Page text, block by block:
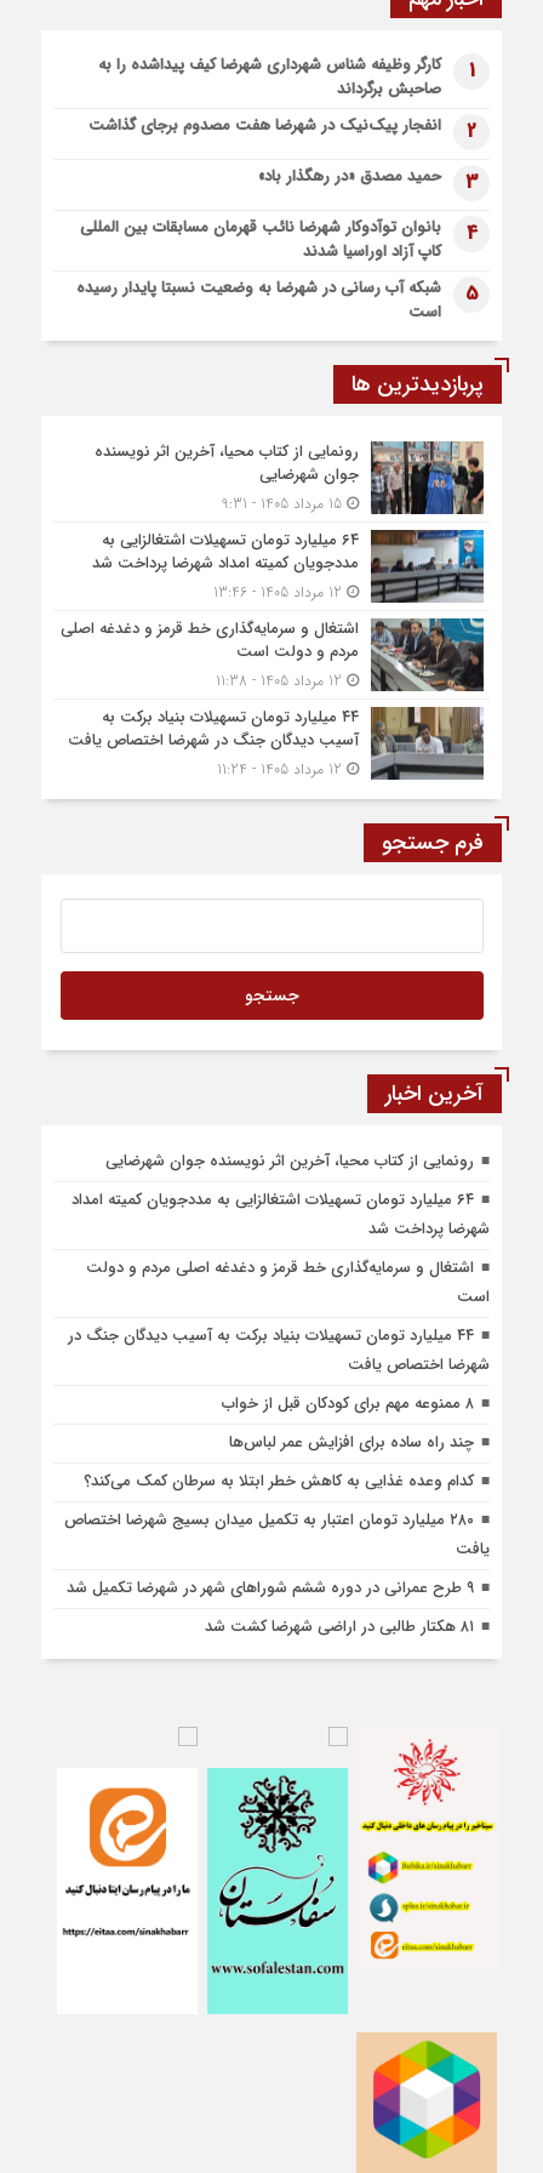
شهرضا افتتاح شد
پیاده روی اربعین، ادامه نهضت حسینی است
اعزام موکب بقیه الله الاعظم (عج) از شهرضا به نجف اشرف
قطار زیارتی مشهد مقدس در مسیر شهرضا و دهاقان قرار گرفت
1
کارگر وظیفه شناس شهرداری شهرضا کیف پیداشده را به
صاحبش برگرداند
2 انفجار پیک‌نیک در شهرضا هفت مصدوم برجای گذاشت
3 حمید مصدق «در رهگذار باد»
4
بانوان توآدوکار شهرضا نائب قهرمان مسابقات بین المللی
کاپ آزاد اوراسیا شدند
5
شبکه آب رسانی در شهرضا به وضعیت نسبتا پایدار رسیده
است
پربازدیدترین ها
رونمایی از کتاب محیا، آخرین اثر نویسنده
جوان شهرضایی
15 مرداد 1405 - 9:31
۶۴ میلیارد تومان تسهیلات اشتغالزایی به
مددجویان کمیته امداد شهرضا پرداخت شد
اشتغال و سرمایه‌گذاری خط قرمز و دغدغه اصلی
مردم و دولت است
۴۴ میلیارد تومان تسهیلات بنیاد برکت به
آسیب دیدگان جنگ در شهرضا اختصاص یافت
فرم جستجو
آخرین اخبار
رونمایی از کتاب محیا، آخرین اثر نویسنده جوان شهرضایی
۶۴ میلیارد تومان تسهیلات اشتغالزایی به مددجویان کمیته امداد
شهرضا پرداخت شد
اشتغال و سرمایه‌گذاری خط قرمز و دغدغه اصلی مردم و دولت
است
۴۴ میلیارد تومان تسهیلات بنیاد برکت به آسیب دیدگان جنگ در
شهرضا اختصاص یافت
۸ ممنوعه مهم برای کودکان قبل از خواب
چند راه ساده برای افزایش عمر لباس‌ها
کدام وعده غذایی به کاهش خطر ابتلا به سرطان کمک می‌کند؟
۲۸۰ میلیارد تومان اعتبار به تکمیل میدان بسیج شهرضا اختصاص
یافت
۹ طرح عمرانی در دوره ششم شوراهای شهر در شهرضا تکمیل شد
۸۱ هکتار طالبی در اراضی شهرضا کشت شد